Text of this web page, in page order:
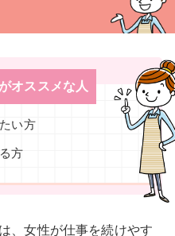
オススメな人
い方
方
、女性が仕事を続けやす